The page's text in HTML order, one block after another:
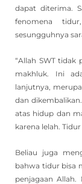
dapat diterima.
fenomena
sesungguhnya
“Allah SWT
makhluk. Ini
lanjutnya,
dan
atas hidup dan
karena lelah.
Beliau juga
bahwa tidur bisa
penjagaan